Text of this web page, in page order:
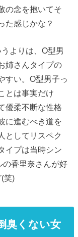
の念を抱いてそ
た感じかな？
よりは、O型男
姉さんタイプの
すい。O型男子っ
とは事実だけ
優柔不断な性格
に進むべき道を
としてリスペク
イプは当時シン
の香里奈さんが好
笑)
臭くない女